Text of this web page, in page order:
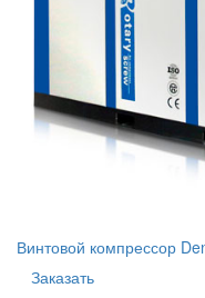
Винтовой компрессор
Заказать